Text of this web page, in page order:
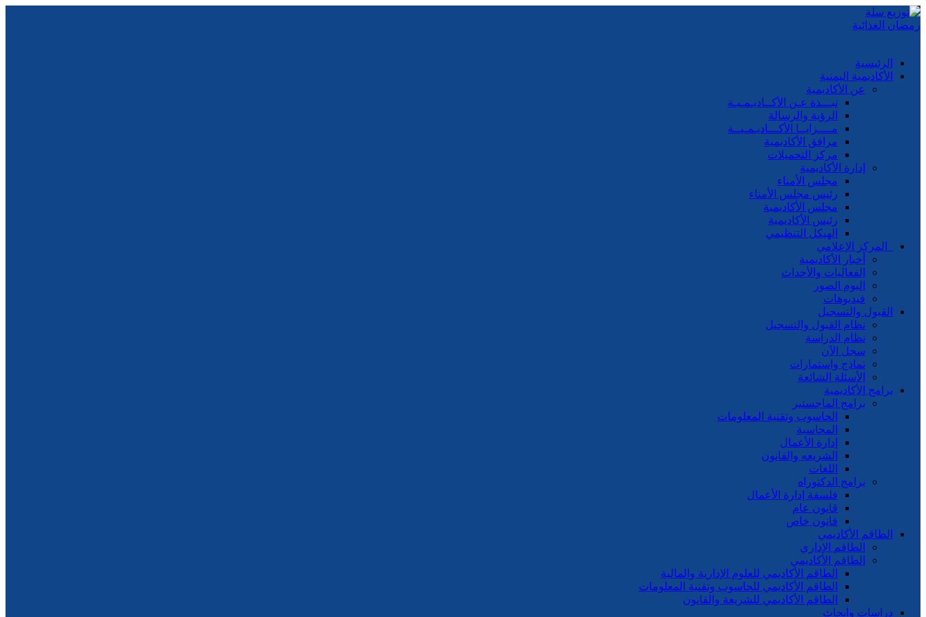
الرئيسية
الأكاديمية اليمنية
عن الأكاديمية
نبـــذة عـن الأكــاديـمـيـة
الرؤية والرسالة
مــــزايــا الأكـــاديـمـيــة
مرافق الأكاديمية
مركز التحميلات
إدارة الأكاديمية
مجلس الأمناء
رئيس مجلس الأمناء
مجلس الأكاديمية
رئيس الأكاديمية
الهيكل التنظيمي
المركز الإعلامي
أخبار الأكاديمية
الفعاليات والأحداث
البوم الصور
فيديوهات
القبول والتسجيل
نظام القبول والتسجيل
نظام الدراسة
سجل الآن
نماذج واستمارات
الأسئلة الشائعة
برامج الأكاديمية
برامج الماجستير
الحاسوب وتقنية المعلومات
المحاسبة
إدارة الأعمال
الشريعه والقانون
اللغات
برامج الدكتوراه
فلسفة إدارة الأعمال
قانون عام
قانون خاص
الطاقم الأكاديمي
الطاقم الإداري
الطاقم الأكاديمي
الطاقم الأكاديمي للعلوم الإدارية والمالية
الطاقم الأكاديمي للحاسوب وتقنية المعلومات
الطاقم الأكاديمي للشريعة والقانون
دراسات وابحاث